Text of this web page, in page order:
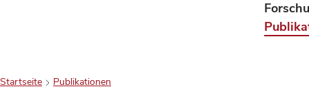
Startseite Publikationen